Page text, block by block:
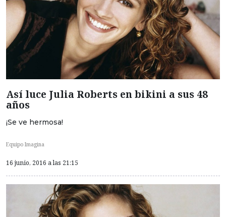
Así luce Julia Roberts en bikini a sus 48
años
¡Se ve hermosa!
Equipo Imagina
16 junio, 2016 a las 21:15